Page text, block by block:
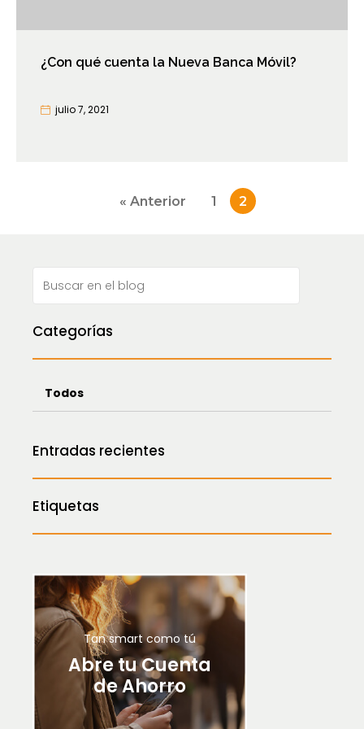
Categorías
Todos
Entradas recientes
Etiquetas
Tan smart como tú
Abre tu Cuenta
de Ahorro
¿Con qué cuenta la Nueva Banca Móvil?
julio 7, 2021
Paginación
« Anterior 1 2